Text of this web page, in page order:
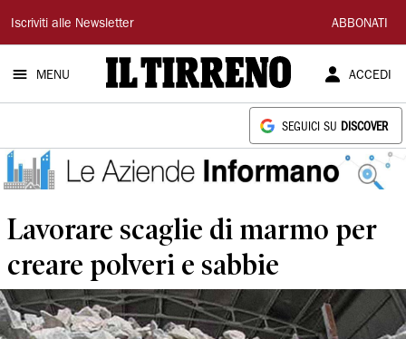
Il
Tirreno
Iscriviti alle Newsletter ABBONATI
MENU ACCEDI
SEGUICI SU DISCOVER
Lavorare scaglie di marmo per
creare polveri e sabbie